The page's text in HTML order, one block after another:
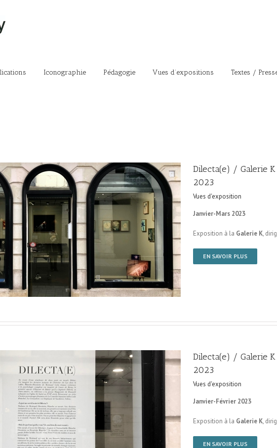
Iconographie Pédagogie Vues d’expositions Textes /
Dilecta(e) / Galerie
2023
Vues d'exposition
Janvier-Mars 2023
Exposition à la Galerie K,
EN SAVOIR PLUS
Dilecta(e) / Galerie
2023
Vues d'exposition
Janvier-Février 2023
Exposition à la Galerie K,
EN SAVOIR PLUS